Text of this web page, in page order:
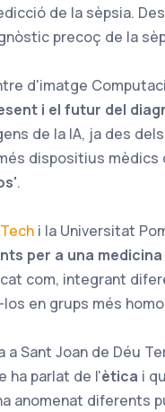
de la sèpsia.
precoç de la
d'imatge
i el futur del
de la IA, ja des dels
dispositius mèdics
.
i la Universitat
per a una
com, integrant
en grups més
a Sant Joan de Déu
ha parlat de l'ètica i
anomenat diferents